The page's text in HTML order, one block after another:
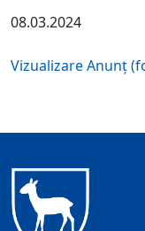
08.03.2024
Vizualizare Anunț